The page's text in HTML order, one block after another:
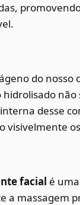
do
hidrolisado
desse
visivelmente
facial é
a massagem